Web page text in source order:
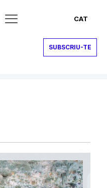
CAT
SUBSCRIU-TE